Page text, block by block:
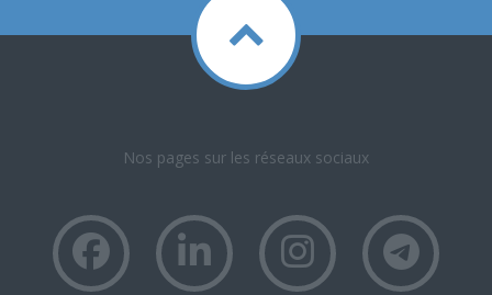
Nos pages sur les réseaux sociaux